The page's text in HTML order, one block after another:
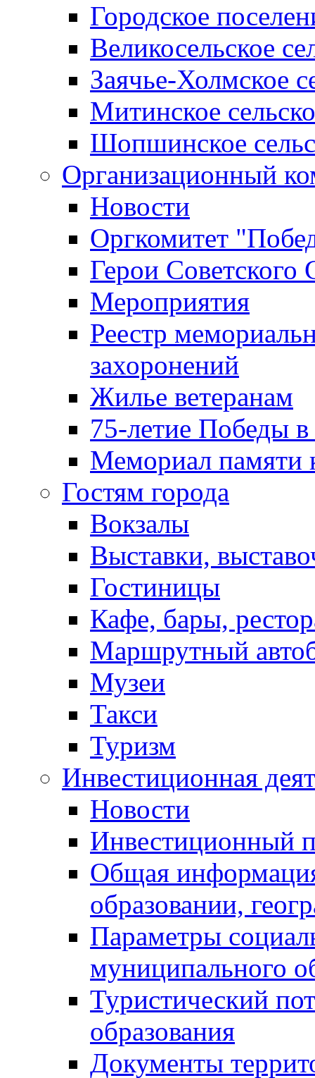
Городское
Великосельское
Заячье-Холмское
Митинское
Шопшинское
Организационный
Новости
Оргкомитет
Герои Советского
Мероприятия
Реестр
захоронений
Жилье ветеранам
75-летие Победы
Мемориал памяти
Гостям города
Вокзалы
Выставки,
Гостиницы
Кафе, бары,
Маршрутный
Музеи
Такси
Туризм
Инвестиционная
Новости
Инвестиционный
Общая
образовании,
Параметры
муниципального
Туристический
образования
Документы